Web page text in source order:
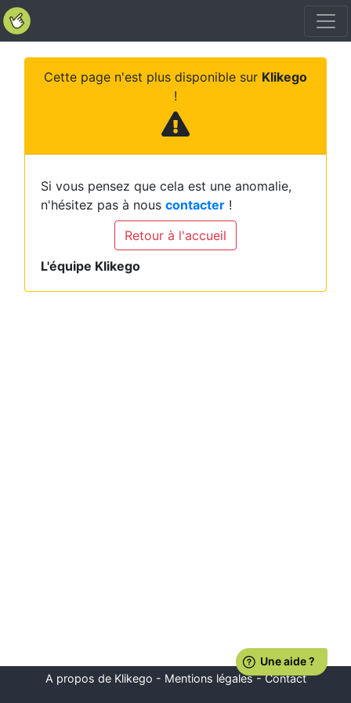
Cette page n'est plus disponible sur Klikego
!
Si vous pensez que cela est une anomalie,
n'hésitez pas à nous contacter !
Retour à l'accueil
L'équipe Klikego
A propos de Klikego - Mentions légales-Contact